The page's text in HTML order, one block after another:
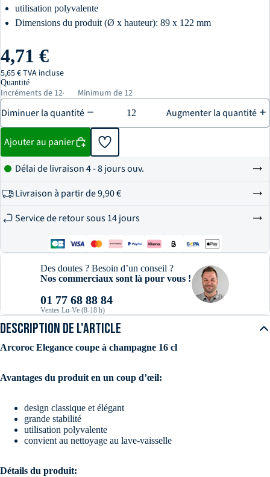
utilisation polyvalente
Dimensions du produit (Ø x hauteur): 89 x 122 mm
4,71 €
5,65 € TVA incluse
Quantité
Incréments de 12 Minimum de 12
Diminuer la quantité Augmenter la quantité
Ajouter au panier
Délai de livraison 4 - 8 jours ouv.
Livraison à partir de9,90 €
Service de retour sous 14 jours
Des doutes ? Besoin d’un conseil ?
Nos commerciaux sont là pour vous !
01 77 68 88 84
Ventes Lu-Ve (8-18 h)
DESCRIPTION DE L'ARTICLE
Arcoroc Elegance coupe à champagne 16 cl
Avantages du produit en un coup d’œil:
design classique et élégant
grande stabilité
utilisation polyvalente
convient au nettoyage au lave-vaisselle
Détails du produit: